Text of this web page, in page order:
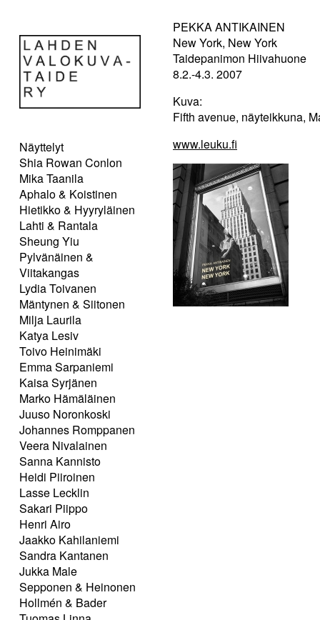
Näyttelyt
Shia Rowan Conlon
Mika Taanila
Aphalo & Koistinen
Hietikko & Hyyryläinen
Lahti & Rantala
Sheung Yiu
Pylvänäinen &
Viitakangas
Lydia Toivanen
Mäntynen & Siitonen
Milja Laurila
Katya Lesiv
Toivo Heinimäki
Emma Sarpaniemi
Kaisa Syrjänen
Marko Hämäläinen
Juuso Noronkoski
Johannes Romppanen
Veera Nivalainen
Sanna Kannisto
Heidi Piiroinen
Lasse Lecklin
Sakari Piippo
Henri Airo
Jaakko Kahilaniemi
Sandra Kantanen
Jukka Male
Sepponen & Heinonen
Hollmén & Bader
PEKKA ANTIKAINEN
New York, New York
Taidepanimon Hiivahuone
8.2.-4.3. 2007
Kuva:
Fifth avenue, näyteikkuna,
www.leuku.fi